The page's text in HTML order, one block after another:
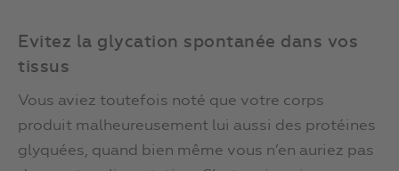
Evitez la glycation spontanée dans vos
tissus
Vous aviez toutefois noté que votre corps
produit malheureusement lui aussi des protéines
glyquées, quand bien même vous n’en auriez pas